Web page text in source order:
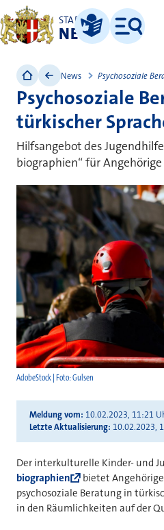
STADT
NEUSS
Leichte Sprache
Menü
AdobeStock | Foto: Gulsen
News Psychosoziale
Psychosoziale
türkischer
Hilfsangebot des
biographien“ für
Meldung vom 10.02.2023, 11:21
Letzte Aktualisierung 10.02.2023,
Der interkulturelle Kinder- und
biographien
bietet
psychosoziale Beratung in
in den Räumlichkeiten auf der